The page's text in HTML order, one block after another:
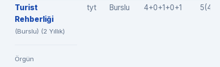
Turist
Rehberliği
(Burslu) (2 Yıllık)
Örgün
tyt Burslu 4+0+1+0+1